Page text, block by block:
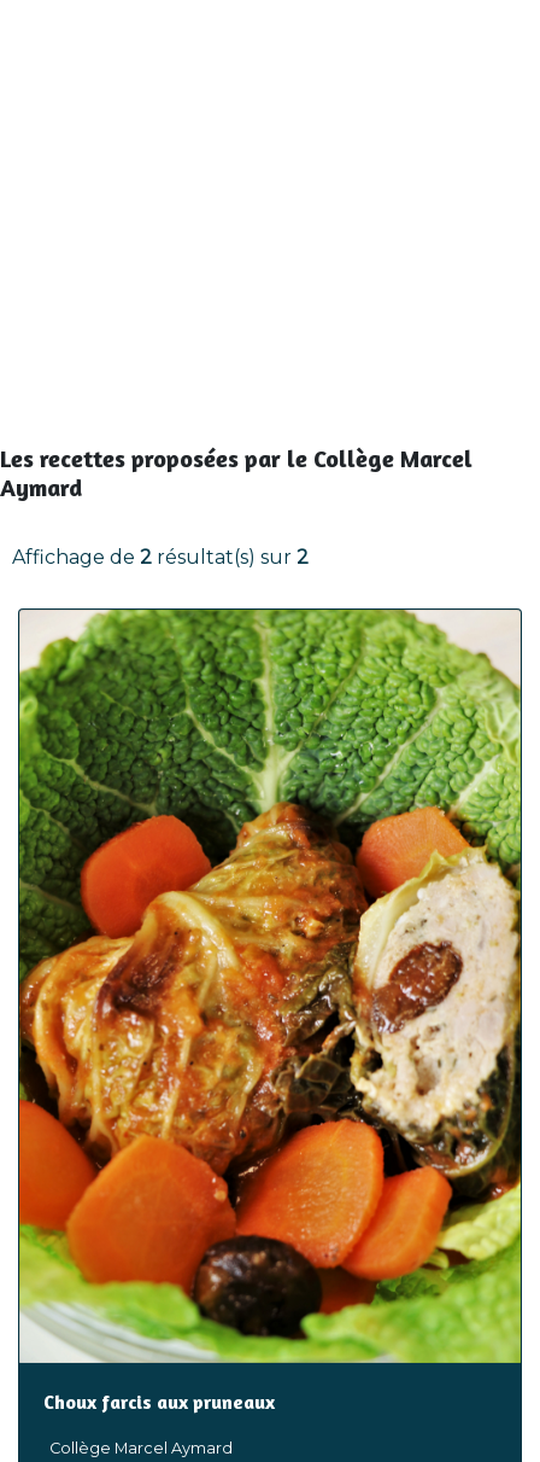
Les recettes proposées par le Collège Marcel
Aymard
Affichage de 2 résultat(s) sur 2
Choux farcis aux pruneaux
Collège Marcel Aymard